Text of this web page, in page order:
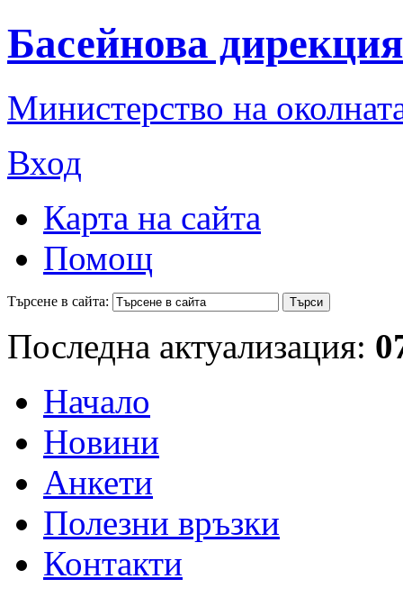
Басейнова
Министерство на
Вход
Карта на сайта
Помощ
Търсене в сайта:
Последна актуализация:
Начало
Новини
Анкети
Полезни връзки
Контакти